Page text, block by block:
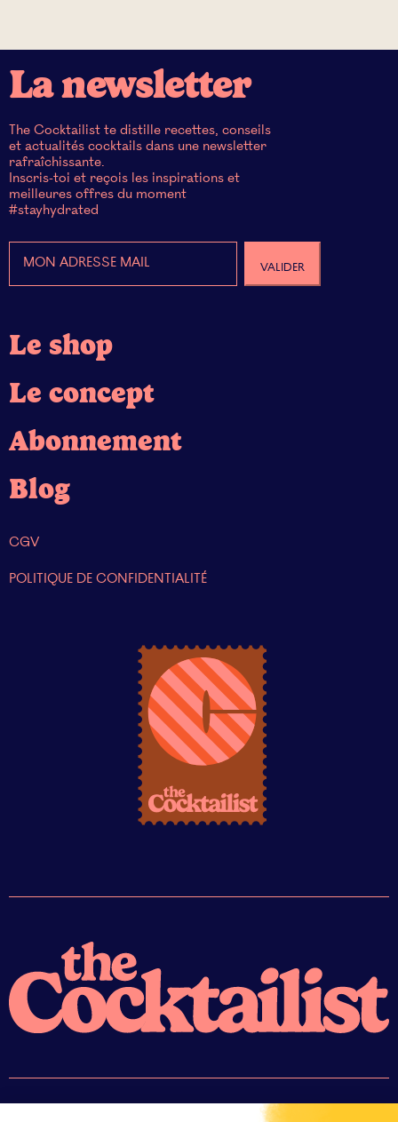
La newsletter
The Cocktailist te distille recettes, conseils
et actualités cocktails dans une newsletter
rafraîchissante.
Inscris-toi et reçois les inspirations et
meilleures offres du moment
#stayhydrated
Le shop
Le concept
Abonnement
Blog
CGV
POLITIQUE DE CONFIDENTIALITÉ